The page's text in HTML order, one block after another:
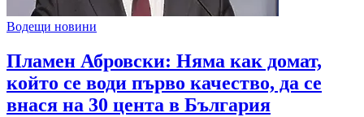
Водещи новини
Пламен Абровски: Няма как домат,
който се води първо качество, да се
внася на 30 цента в България